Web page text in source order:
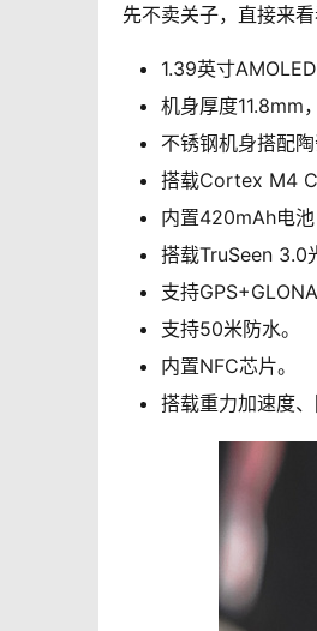
先不卖关子，直接来
1.39英寸
机身厚度11.8mm
不锈钢机身搭配
搭载Cortex M4
内置420mAh电
搭载TruSeen 3.0
支持
支持50米防水。
内置NFC芯片。
搭载重力加速度